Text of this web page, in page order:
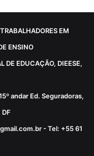
EM
ENSINO
DE EDUCAÇÃO, DIEESE,
andar Ed. Seguradoras,
DF
- Tel: +55 61